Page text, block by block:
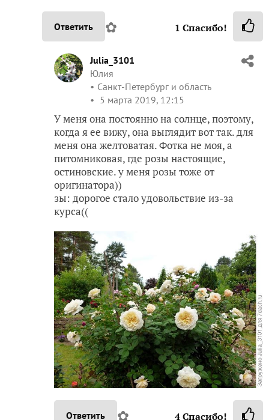
Ответить ✿ 1 Спасибо!
Julia_3101
Юлия
Санкт-Петербург и область
5 марта 2019, 12:15
У меня она постоянно на солнце, поэтому,
когда я ее вижу, она выглядит вот так. для
меня она желтоватая. Фотка не моя, а
питомниковая, где розы настоящие,
остиновские. у меня розы тоже от
оригинатора))
зы: дорогое стало удовольствие из-за
курса((
Ответить ✿ 4Спасибо!